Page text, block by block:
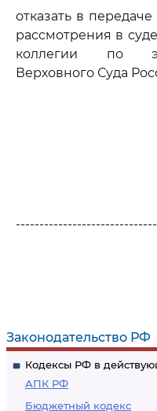
Законодательство РФ
Кодексы РФ в
АПК РФ
Бюджетный кодекс
отказать в
рассмотрения в
коллегии по
Верховного Суда